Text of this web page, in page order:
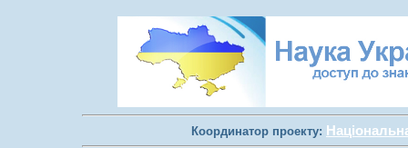
Координатор проекту: